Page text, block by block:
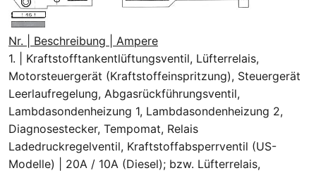
Nr. | Beschreibung | Ampere
1. | Kraftstofftankentlüftungsventil, Lüfterrelais,
Motorsteuergerät (Kraftstoffeinspritzung), Steuergerät
Leerlaufregelung, Abgasrückführungsventil,
Lambdasondenheizung 1, Lambdasondenheizung 2,
Diagnosestecker, Tempomat, Relais
Ladedruckregelventil, Kraftstoffabsperrventil (US-
Modelle) | 20A / 10A (Diesel); bzw. Lüfterrelais,